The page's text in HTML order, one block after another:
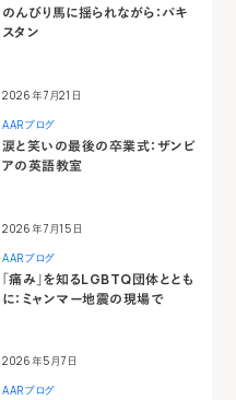
のんびり馬に揺られながら：パキ
スタン
2026年7月21日
AARブログ
涙と笑いの最後の卒業式：ザンビ
アの英語教室
2026年7月15日
AARブログ
「痛み」を知るLGBTQ団体ととも
に：ミャンマー地震の現場で
2026年5月7日
AARブログ